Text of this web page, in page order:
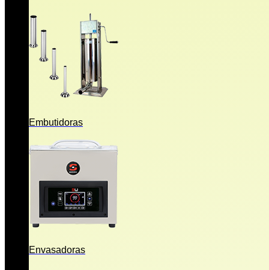
Embutidoras
Envasadoras